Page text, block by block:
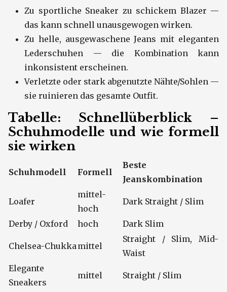
Zu sportliche Sneaker zu schickem Blazer —
das kann schnell unausgewogen wirken.
Zu helle, ausgewaschene Jeans mit eleganten
Lederschuhen — die Kombination kann
inkonsistent erscheinen.
Verletzte oder stark abgenutzte Nähte/Sohlen —
sie ruinieren das gesamte Outfit.
Tabelle: Schnellüberblick –
Schuhmodelle und wie formell
sie wirken
Schuhmodell Formell
Beste
Jeanskombination
Loafer
mittel-
hoch
Dark Straight / Slim
Derby / Oxford hoch Dark Slim
Chelsea-Chukkamittel
Straight / Slim, Mid-
Waist
Elegante
Sneakers
mittel Straight / Slim